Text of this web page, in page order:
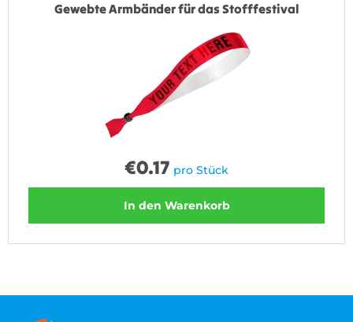
Gewebte Armbänder für das Stofffestival
€0.17 pro Stück
In den Warenkorb